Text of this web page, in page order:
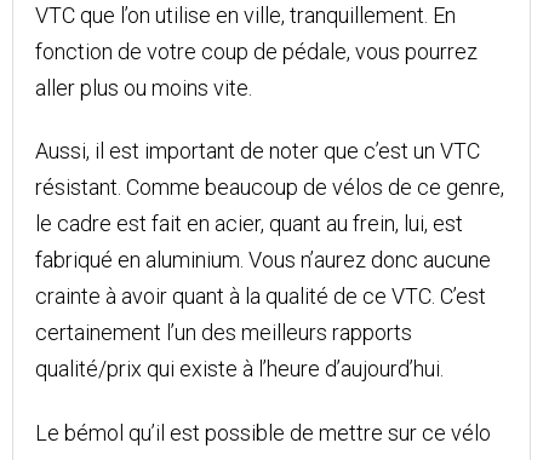
VTC que l’on utilise en ville, tranquillement. En
fonction de votre coup de pédale, vous pourrez
aller plus ou moins vite.
Aussi, il est important de noter que c’est un VTC
résistant. Comme beaucoup de vélos de ce genre,
le cadre est fait en acier, quant au frein, lui, est
fabriqué en aluminium. Vous n’aurez donc aucune
crainte à avoir quant à la qualité de ce VTC. C’est
certainement l’un des meilleurs rapports
qualité/prix qui existe à l’heure d’aujourd’hui.
Le bémol qu’il est possible de mettre sur ce vélo